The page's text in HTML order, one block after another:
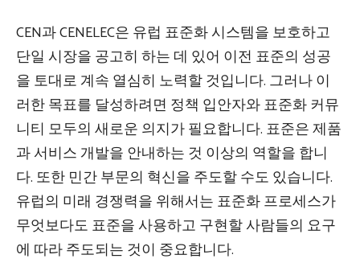
CEN과 CENELEC은 유럽 표준화 시스템을 보호하고
단일 시장을 공고히 하는 데 있어 이전 표준의 성공
을 토대로 계속 열심히 노력할 것입니다. 그러나 이
러한 목표를 달성하려면 정책 입안자와 표준화 커뮤
니티 모두의 새로운 의지가 필요합니다. 표준은 제품
과 서비스 개발을 안내하는 것 이상의 역할을 합니
다. 또한 민간 부문의 혁신을 주도할 수도 있습니다.
유럽의 미래 경쟁력을 위해서는 표준화 프로세스가
무엇보다도 표준을 사용하고 구현할 사람들의 요구
에 따라 주도되는 것이 중요합니다.